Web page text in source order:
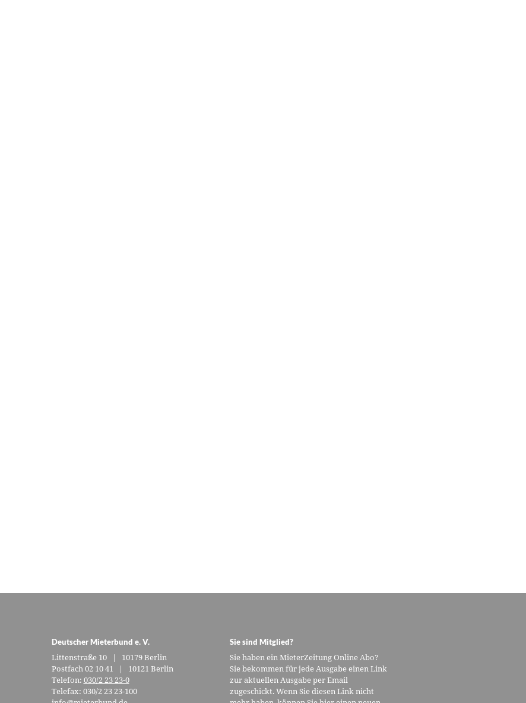
Deutscher Mieterbund e. V.
Littenstraße 10 | 10179 Berlin
Postfach 02 10 41 | 10121 Berlin
Telefon: 030/2 23 23-0
Telefax: 030/2 23 23-100
Sie sind Mitglied?
Sie haben ein MieterZeitung Online Abo?
Sie bekommen für jede Ausgabe einen Link
zur aktuellen Ausgabe per Email
zugeschickt. Wenn Sie diesen Link nicht